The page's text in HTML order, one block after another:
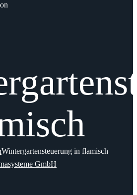
Wintergartensteuerung in flamisch